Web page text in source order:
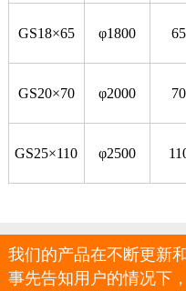
GS18×65 φ1800
GS20×70 φ2000
GS25×110 φ2500
我们的产品在不断更新
事先告知用户的情况下